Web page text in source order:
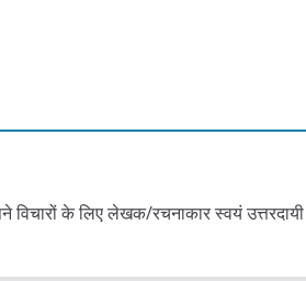
के लिए लेखक/रचनाकार स्वयं